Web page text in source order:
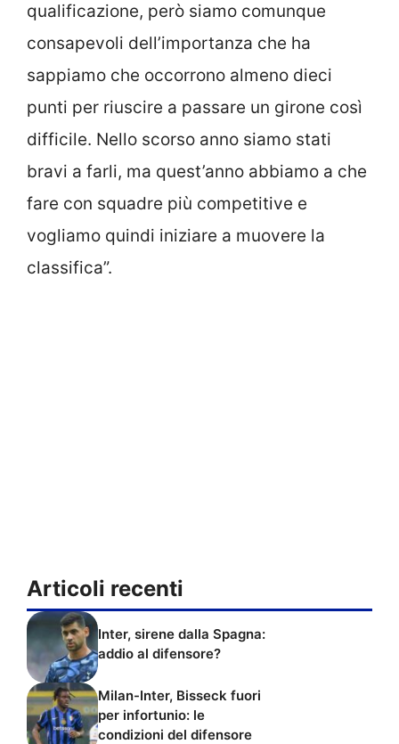
qualificazione, però siamo comunque
consapevoli dell’importanza che ha
sappiamo che occorrono almeno dieci
punti per riuscire a passare un girone così
difficile. Nello scorso anno siamo stati
bravi a farli, ma quest’anno abbiamo a che
fare con squadre più competitive e
vogliamo quindi iniziare a muovere la
classifica”.
Articoli recenti
Inter, sirene dalla Spagna:
addio al difensore?
Milan-Inter, Bisseck fuori
per infortunio: le
condizioni del difensore